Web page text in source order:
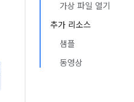
가상 파일 열기
추가 리소스
샘플
동영상